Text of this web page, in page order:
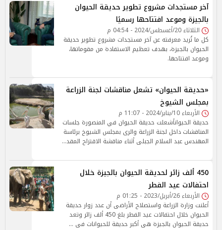
آخر مستجدات مشروع تطوير حديقة الحيوان
بالجيزة وموعد افتتاحها رسميًا
الثلاثاء 20/أغسطس/2024 - 04:54 م
كل ما تُريد معرفته عن آخر مستجدات مشروع تطوير حديقة
الحيوان بالجيزة، بهدف تعظيم الاستفادة من مقوماتها،
وموعد افتتاحها.
«حديقة الحيوان» تشعل مناقشات لجنة الزراعة
بمجلس الشيوخ
الأربعاء 10/يناير/2024 - 11:07 م
حديقة الحيوانأشعلت حديقة الحيوان في المنصورة جلسات
المناقشات داخل لجنة الزراعة والرى بمجلس الشيوخ برئاسة
المهندس عبد السلام الجبلى أثناء مناقشة الاقتراح المقد…
450 ألف زائر لحديقة الحيوان بالجيزة خلال
احتفالات عيد الفطر
الأربعاء 26/أبريل/2023 - 01:25 م
أعلنت وزارة الزراعة واستصلاح الأراضى أن عدد زوار حديقة
الحيوان خلال احتفالات عيد الفطر بلغ 450 ألف زائر وتعد
حديقة الحيوان بالجيزة هى أكبر حديقة للحيوانات فى …